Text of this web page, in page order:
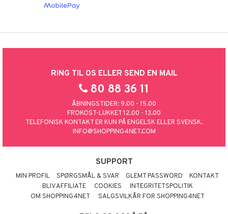
RING TIL OS ELLER SEND EN MAIL
80 88 36 11
ÅBNINGSTIDER: 9.00 - 15.00
FROKOST-LUKKET 12.00 - 13.00
TELEFONISK KONTAKT ER KUN PÅ ENGELSK ELLER SVENSK.
INFO@SHOPPING4NET.COM
SUPPORT
MIN PROFIL SPØRGSMÅL & SVAR GLEMT PASSWORD
KONTAKT
BLIV AFFILIATE
COOKIES
INTEGRITETSPOLITIK
OM SHOPPING4NET
SALGSVILKÅR FOR SHOPPING4NET